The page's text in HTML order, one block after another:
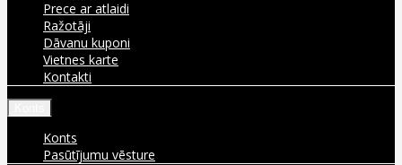
Prece ar atlaidi
Ražotāji
Dāvanu kuponi
Vietnes karte
Kontakti
Konts
Pasūtījumu vēsture